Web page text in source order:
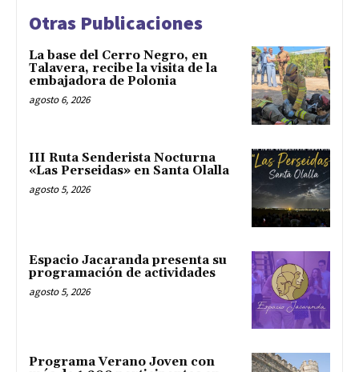
Otras Publicaciones
La base del Cerro Negro, en
Talavera, recibe la visita de la
embajadora de Polonia
agosto 6, 2026
III Ruta Senderista Nocturna
«Las Perseidas» en Santa Olalla
agosto 5, 2026
Espacio Jacaranda presenta su
programación de actividades
agosto 5, 2026
Programa Verano Joven con